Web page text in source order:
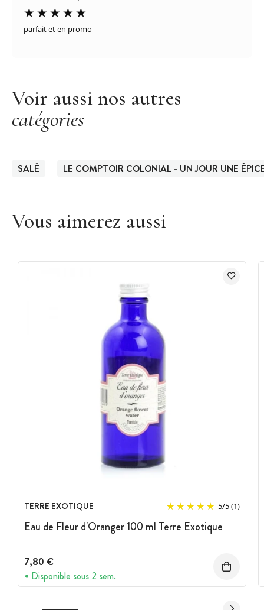
parfait et en promo
Voir aussi nos autres
catégories
SALÉ LE COMPTOIR COLONIAL - UN JOUR UNE
Vous aimerez aussi
TERRE EXOTIQUE 5/5(1)
Eau de Fleur d'Oranger 100 ml Terre Exotique
7,80 €
Disponible sous 2 sem.